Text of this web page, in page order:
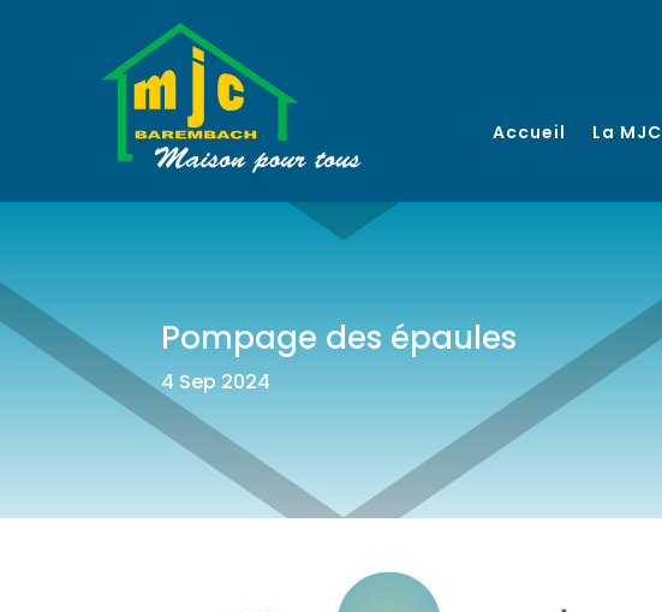
Accueil La MJC
Pompage des épaules
4 Sep 2024